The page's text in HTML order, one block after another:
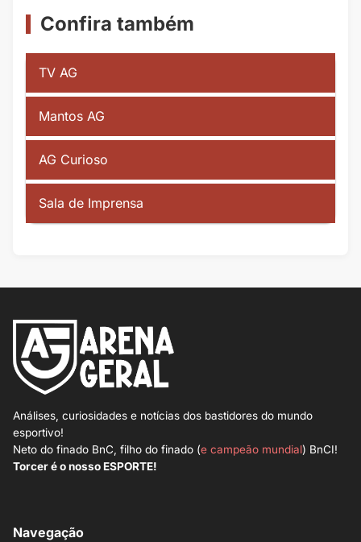
Confira também
TV AG
Mantos AG
AG Curioso
Sala de Imprensa
Análises, curiosidades e notícias dos bastidores do mundo
esportivo!
Neto do finado BnC, filho do finado (e campeão mundial) BnCI!
Torcer é o nosso ESPORTE!
Navegação